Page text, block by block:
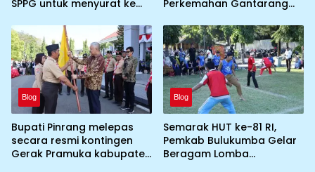
SPPG untuk menyurat ke
yang tidak memenuhi
syarat standar dan
persyaratan teknis
Perkemahan Gantarang
Jamnas XII 2026
Blog
Bupati Pinrang melepas
secara resmi kontingen
Gerak Pramuka kabupaten
Blog
Semarak HUT ke-81 RI,
Pemkab Bulukumba Gelar
Beragam Lomba